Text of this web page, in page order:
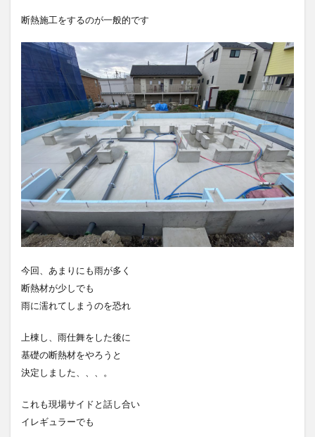
断熱施工をするのが一般的です
今回、あまりにも雨が多く
断熱材が少しでも
雨に濡れてしまうのを恐れ
上棟し、雨仕舞をした後に
基礎の断熱材をやろうと
決定しました、、、。
これも現場サイドと話し合い
イレギュラーでも